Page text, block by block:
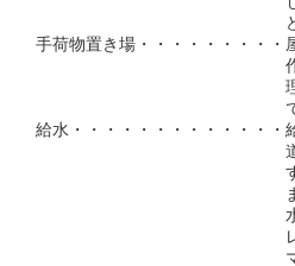
手荷物置き場・・・・・・・・・
給水・・・・・・・・・・・・・